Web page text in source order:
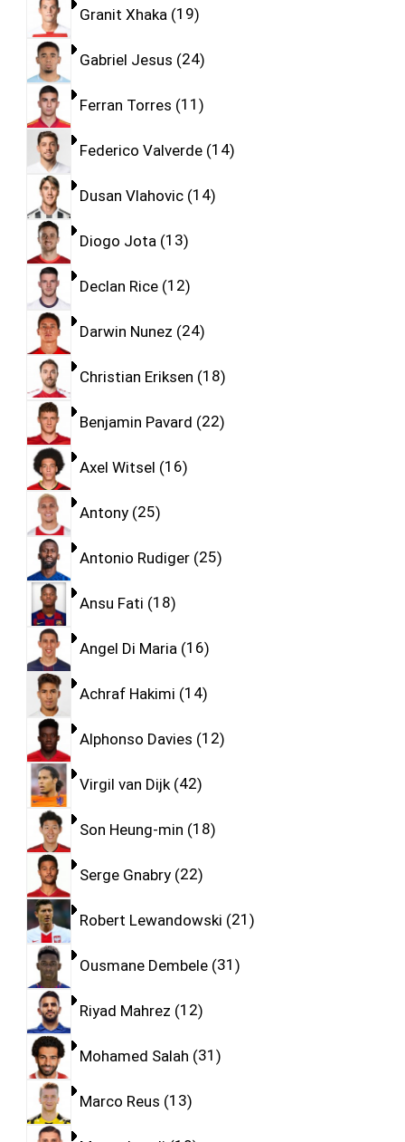
Granit Xhaka 19
Gabriel Jesus 24
Ferran Torres 11
Federico Valverde 14
Dusan Vlahovic 14
Diogo Jota 13
Declan Rice 12
Darwin Nunez 24
Christian Eriksen 18
Benjamin Pavard 22
Axel Witsel 16
Antony 25
Antonio Rudiger 25
Ansu Fati 18
Angel Di Maria 16
Achraf Hakimi 14
Alphonso Davies 12
Virgil van Dijk 42
Son Heung-min 18
Serge Gnabry 22
Robert Lewandowski 21
Ousmane Dembele 31
Riyad Mahrez 12
Mohamed Salah 31
Marco Reus 13